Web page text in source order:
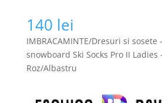
140 lei
IMBRACAMINTE/Dresuri si sosete
snowboard Ski Socks Pro II Ladies
Roz/Albastru